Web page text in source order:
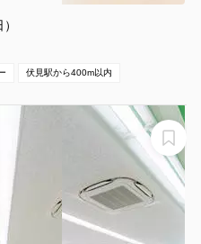
伏見駅から400m以内
名の706会議室はプロ
料！